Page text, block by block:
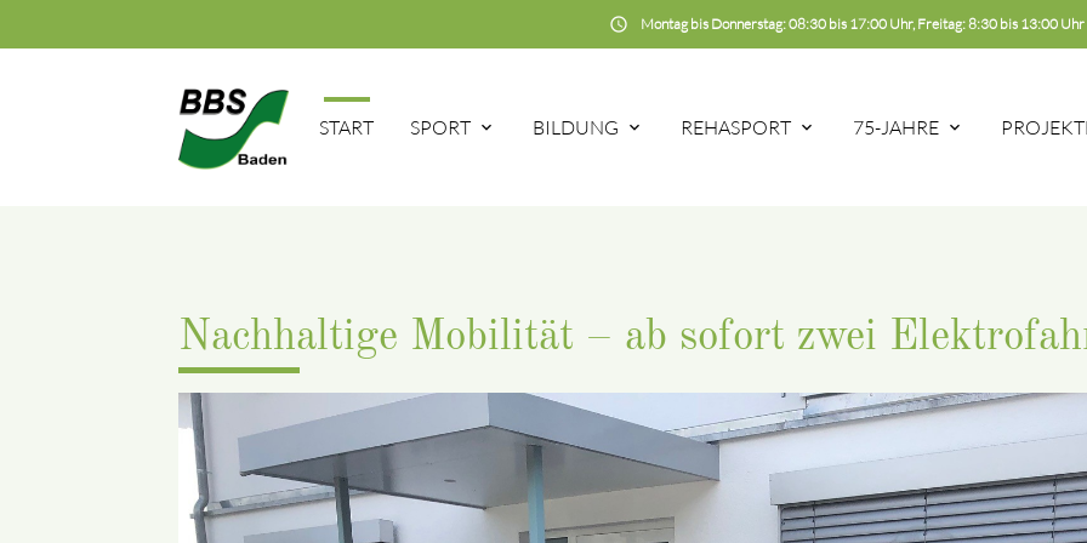
schedule Montag bis Donnerstag: 08:30 bis 17:00 Uhr, Freitag: 8:30 bis 13:00 Uhr
START SPORT BILDUNG REHASPORT 75-JAHRE
Nachhaltige Mobilität – ab sofort zwei